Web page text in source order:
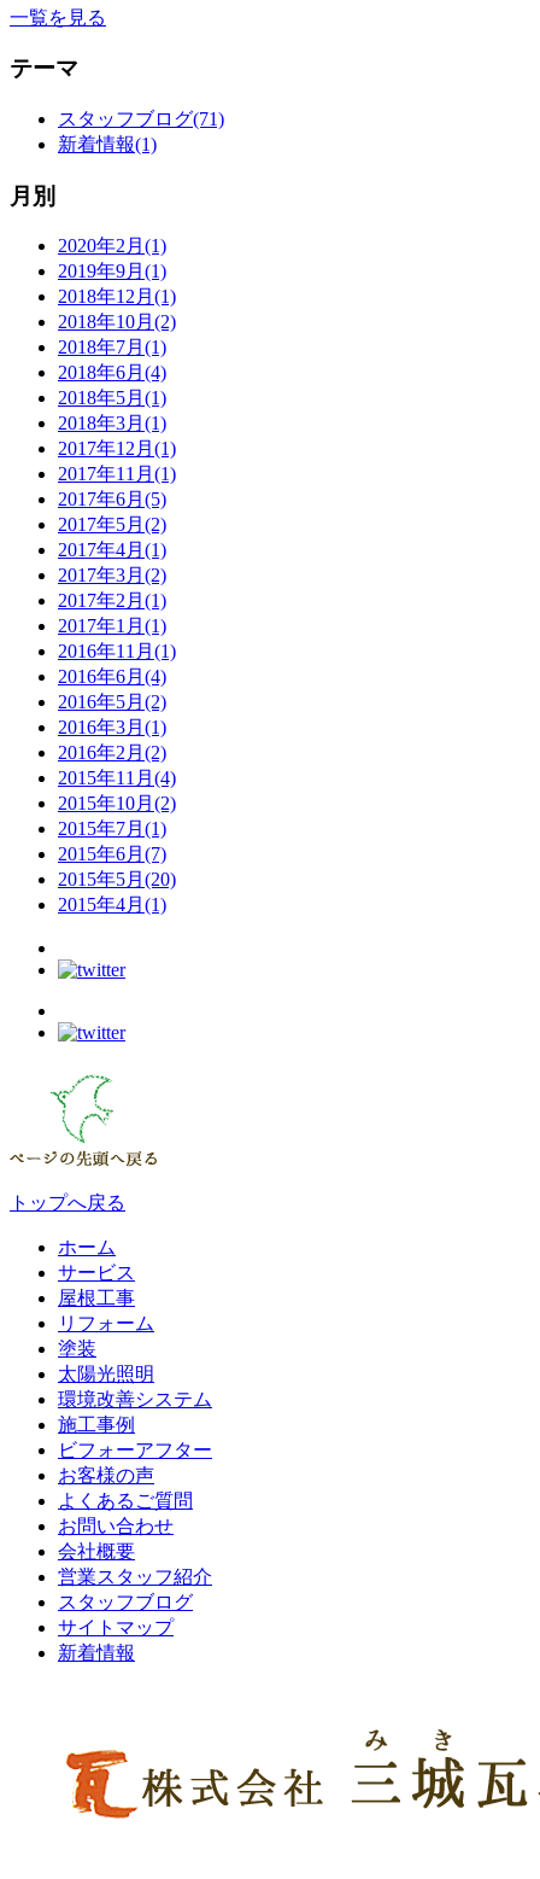
一覧を見る
テーマ
スタッフブログ(71)
新着情報(1)
月別
2020年2月(1)
2019年9月(1)
2018年12月(1)
2018年10月(2)
2018年7月(1)
2018年6月(4)
2018年5月(1)
2018年3月(1)
2017年12月(1)
2017年11月(1)
2017年6月(5)
2017年5月(2)
2017年4月(1)
2017年3月(2)
2017年2月(1)
2017年1月(1)
2016年11月(1)
2016年6月(4)
2016年5月(2)
2016年3月(1)
2016年2月(2)
2015年11月(4)
2015年10月(2)
2015年7月(1)
2015年6月(7)
2015年5月(20)
2015年4月(1)
トップへ戻る
ホーム
サービス
屋根工事
リフォーム
塗装
太陽光照明
環境改善システム
施工事例
ビフォーアフター
お客様の声
よくあるご質問
お問い合わせ
会社概要
営業スタッフ紹介
スタッフブログ
サイトマップ
新着情報